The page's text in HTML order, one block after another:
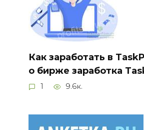
Как заработать в
о бирже заработка
1 9.6к.